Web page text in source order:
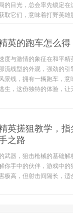
的目光，总会率先锁定
取它们，意味着打野英雄
英的跑车怎么
度与激情的象征在和平
流线型的外观，强劲的
景线，拥有一辆跑车，
生，这份独特的体验，
英搓狙教学，
之路
武器，狙击枪械的基础
你手中的伙伴，游戏中
极高，但射击间隔长，